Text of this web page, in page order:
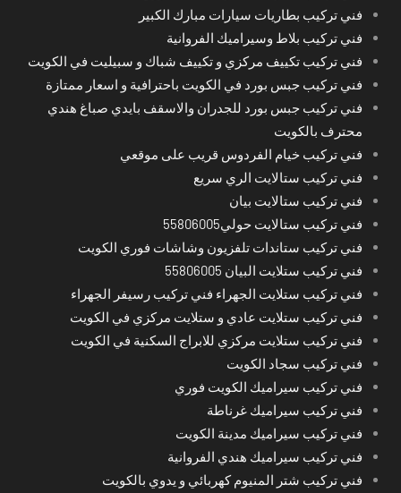
فني تركيب بطاريات سيارات مبارك الكبير
فني تركيب بلاط وسيراميك الفروانية
فني تركيب تكييف مركزي و تكييف شباك و سبيليت في الكويت
فني تركيب جبس بورد في الكويت باحترافية و اسعار ممتازة
فني تركيب جبس بورد للجدران والاسقف بايدي صباغ هندي
محترف بالكويت
فني تركيب خيام الفردوس قريب على موقعي
فني تركيب ستالايت الري سريع
فني تركيب ستالايت بيان
فني تركيب ستالايت حولي55806005
فني تركيب ستاندات تلفزيون وشاشات فوري الكويت
فني تركيب ستلايت البيان 55806005
فني تركيب ستلايت الجهراء فني تركيب رسيفر الجهراء
فني تركيب ستلايت عادي و ستلايت مركزي في الكويت
فني تركيب ستلايت مركزي للابراج السكنية في الكويت
فني تركيب سجاد الكويت
فني تركيب سيراميك الكويت فوري
فني تركيب سيراميك غرناطة
فني تركيب سيراميك مدينة الكويت
فني تركيب سيراميك هندي الفروانية
فني تركيب شتر المنيوم كهربائي و يدوي بالكويت